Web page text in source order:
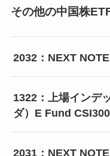
その他の中国株
2032：NEXT
1322：上場インデ
ダ）E Fund CSI300
2031：NEXT